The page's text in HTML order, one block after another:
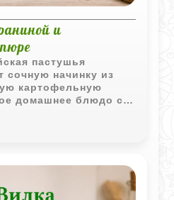
и
пастушья
сочную начинку из
картофельную
домашнее блюдо с
и простыми
временем.